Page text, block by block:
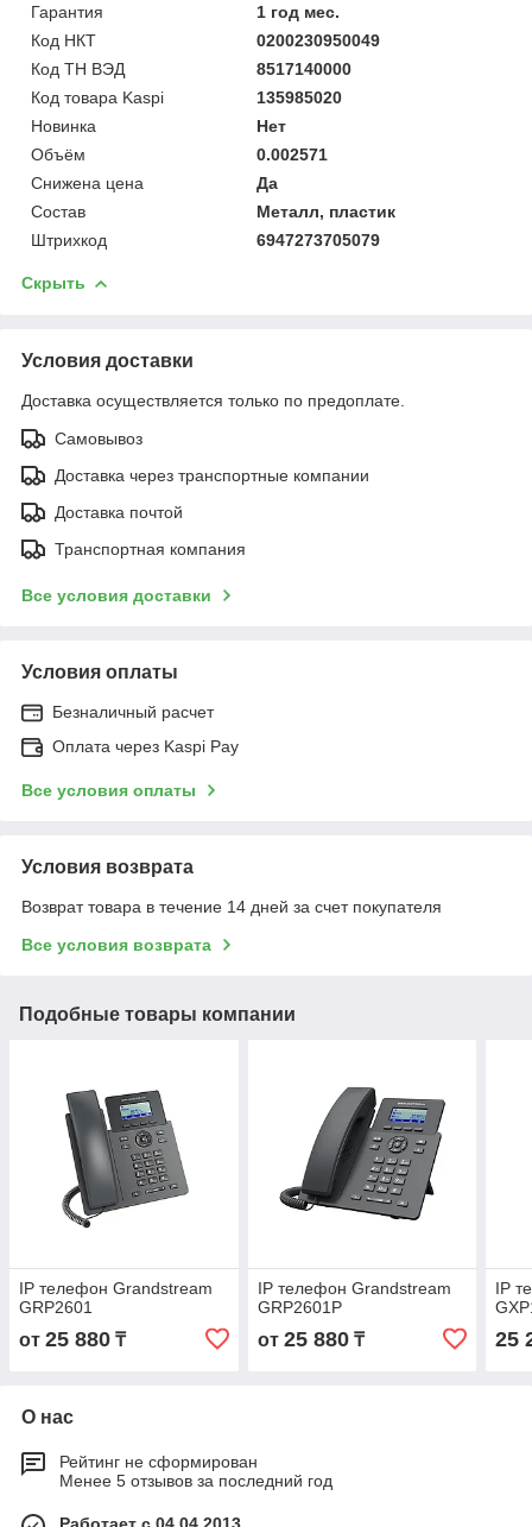
Гарантия
1 год мес.
Код НКТ
0200230950049
Код ТН ВЭД
8517140000
Код товара Kaspi
135985020
Новинка
Нет
Объём
0.002571
Снижена цена
Да
Состав
Металл, пластик
Штрихкод
6947273705079
Скрыть
Условия доставки
Доставка осуществляется только по предоплате.
Самовывоз
Доставка через транспортные компании
Доставка почтой
Транспортная компания
Все условия доставки
Условия оплаты
Безналичный расчет
Оплата через Kaspi Pay
Все условия оплаты
Условия возврата
Возврат товара в течение 14 дней за счет покупателя
Все условия возврата
Подобные товары компании
IP телефон Grandstream
GRP2601
от 25 880 ₸
IP телефон Grandstream
GRP2601P
от 25 880₸
IP
25
О нас
Рейтинг не сформирован
Менее 5 отзывов за последний год